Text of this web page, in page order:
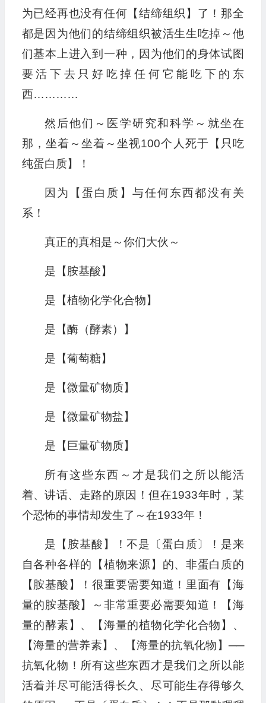
为已经再也没有任何【结缔组织】了！那全
都是因为他们的结缔组织被活生生吃掉～他
们基本上进入到一种，因为他们的身体试图
要活下去只好吃掉任何它能吃下的东
西…………
然后他们～医学研究和科学～就坐在
那，坐着～坐着～坐视100个人死于【只吃
纯蛋白质】！
因为【蛋白质】与任何东西都没有关
系！
真正的真相是～你们大伙～
是【胺基酸】
是【植物化学化合物】
是【酶（酵素）】
是【葡萄糖】
是【微量矿物质】
是【微量矿物盐】
是【巨量矿物质】
所有这些东西～才是我们之所以能活
着、讲话、走路的原因！但在1933年时，某
个恐怖的事情却发生了～在1933年！
是【胺基酸】！不是〔蛋白质〕！是来
自各种各样的【植物来源】的、非蛋白质的
【胺基酸】！很重要需要知道！里面有【海
量的胺基酸】～非常重要必需要知道！【海
量的酵素】、【海量的植物化学化合物】、
【海量的营养素】、【海量的抗氧化物】──
抗氧化物！所有这些东西才是我们之所以能
活着并尽可能活得长久、尽可能生存得够久